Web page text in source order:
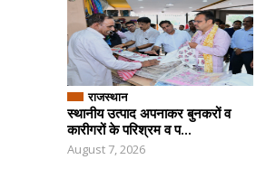
राजस्थान
स्थानीय उत्पाद अपनाकर बुनकरों व
कारीगरों के परिश्रम व प...
August 7, 2026